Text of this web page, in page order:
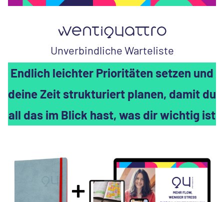
Unverbindliche Warteliste
Endlich leichter Prioritäten setzen und
deine Zeit strukturiert planen, damit du
all das im Blick hast, was dir wichtig ist